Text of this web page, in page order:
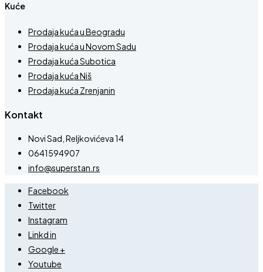
Kuće
Prodaja kuća u Beogradu
Prodaja kuća u Novom Sadu
Prodaja kuća Subotica
Prodaja kuća Niš
Prodaja kuća Zrenjanin
Kontakt
Novi Sad, Reljkovićeva 14
0641594907
info@superstan.rs
Facebook
Twitter
Instagram
Linkd in
Google +
Youtube